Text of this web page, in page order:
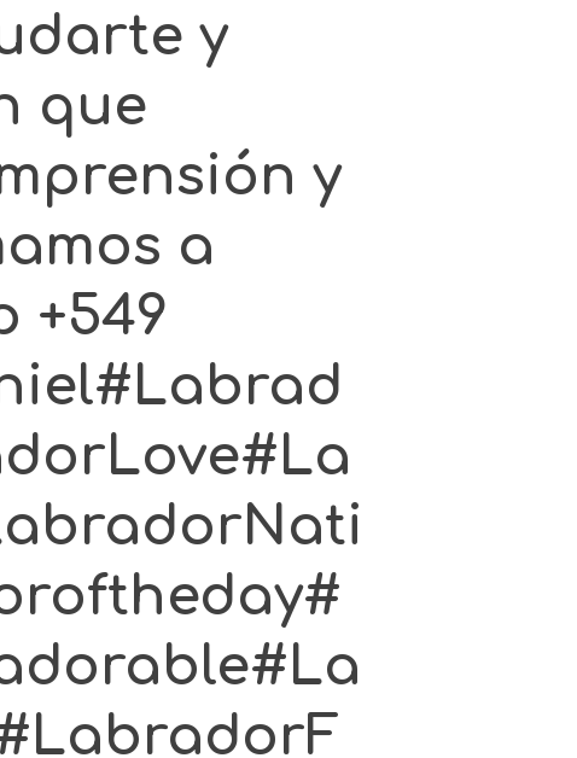
y
que
y
a
+549